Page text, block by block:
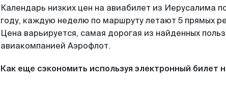
Календарь низких цен на авиабилет из Иерусалима
году, каждую неделю по маршруту летают 5 прямых
Цена варьируется, самая дорогая из найденных
авиакомпанией Аэрофлот.
Как еще сэкономить используя электронный билет